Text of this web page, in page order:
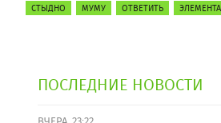
СТЫДНО
МУМУ ОТВЕТИТЬ
ПОСЛЕДНИЕ НОВОСТИ